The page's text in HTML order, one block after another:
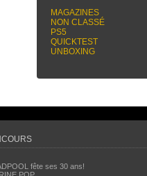
MAGAZINES
NON CLASSÉ
PS5
QUICKTEST
UNBOXING
fête ses 30 ans!